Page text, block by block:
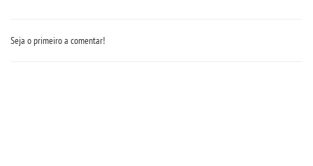
TRABALHE CONOSCO
Seja o primeiro a comentar!